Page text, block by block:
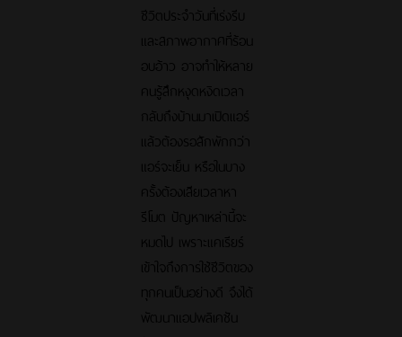
ชีวิตประจำวันที่เร่งรีบ
และสภาพอากาศที่ร้อน
อบอ้าว อาจทำให้หลาย
คนรู้สึกหงุดหงิดเวลา
กลับถึงบ้านมาเปิดแอร์
แล้วต้องรอสักพักกว่า
แอร์จะเย็น หรือในบาง
ครั้งต้องเสียเวลาหา
รีโมต ปัญหาเหล่านี้จะ
หมดไป เพราะแคเรียร์
เข้าใจถึงการใช้ชีวิตของ
ทุกคนเป็นอย่างดี จึงได้
พัฒนาแอปพลิเคชัน